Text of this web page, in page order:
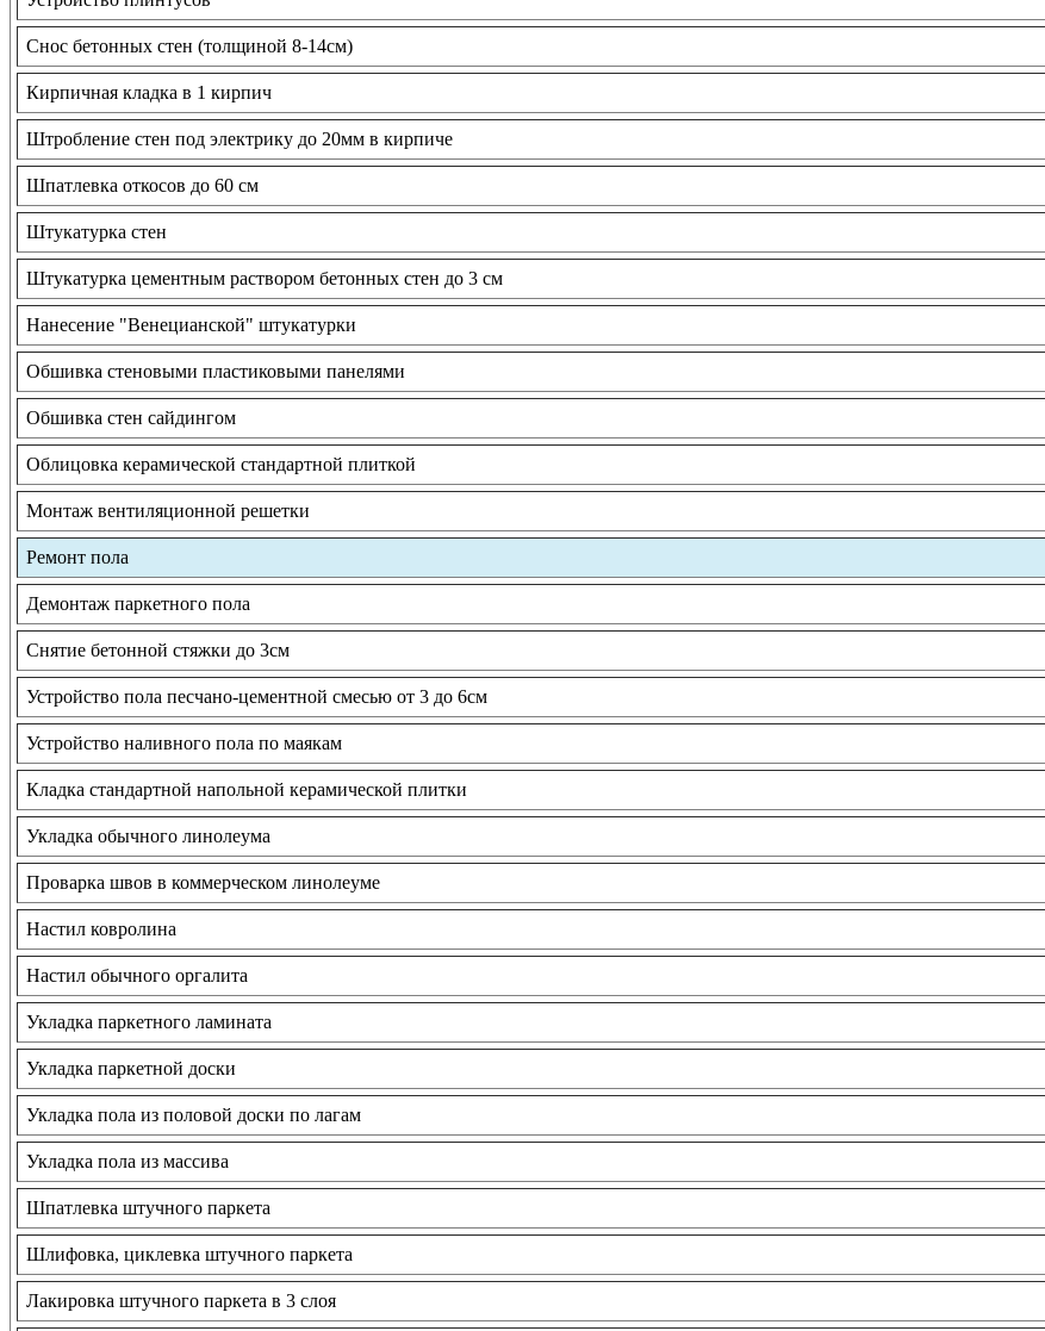
Снос бетонных стен (толщиной 8-14см)
Кирпичная кладка в 1 кирпич
Штробление стен под электрику до 20мм в кирпиче
Шпатлевка откосов до 60 см
Штукатурка стен
Штукатурка цементным раствором бетонных стен до 3 см
Нанесение "Венецианской" штукатурки
Обшивка стеновыми пластиковыми панелями
Обшивка стен сайдингом
Облицовка керамической стандартной плиткой
Монтаж вентиляционной решетки
Ремонт пола
Демонтаж паркетного пола
Снятие бетонной стяжки до 3см
Устройство пола песчано-цементной смесью от 3 до 6см
Устройство наливного пола по маякам
Кладка стандартной напольной керамической плитки
Укладка обычного линолеума
Проварка швов в коммерческом линолеуме
Настил ковролина
Настил обычного оргалита
Укладка паркетного ламината
Укладка паркетной доски
Укладка пола из половой доски по лагам
Укладка пола из массива
Шпатлевка штучного паркета
Шлифовка, циклевка штучного паркета
Лакировка штучного паркета в 3 слоя